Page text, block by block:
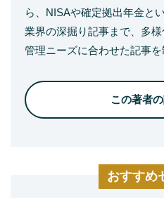
ら、NISAや確定拠出年金と
業界の深掘り記事まで、多
管理ニーズに合わせた記事を
この著者
おすすめ